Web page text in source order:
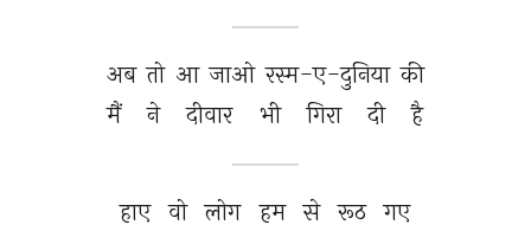
अब तो आ जाओ रस्म-ए-दुनिया की
मैं
ने दीवार भी गिरा दी है
हाए वो लोग हम से रूठ गए